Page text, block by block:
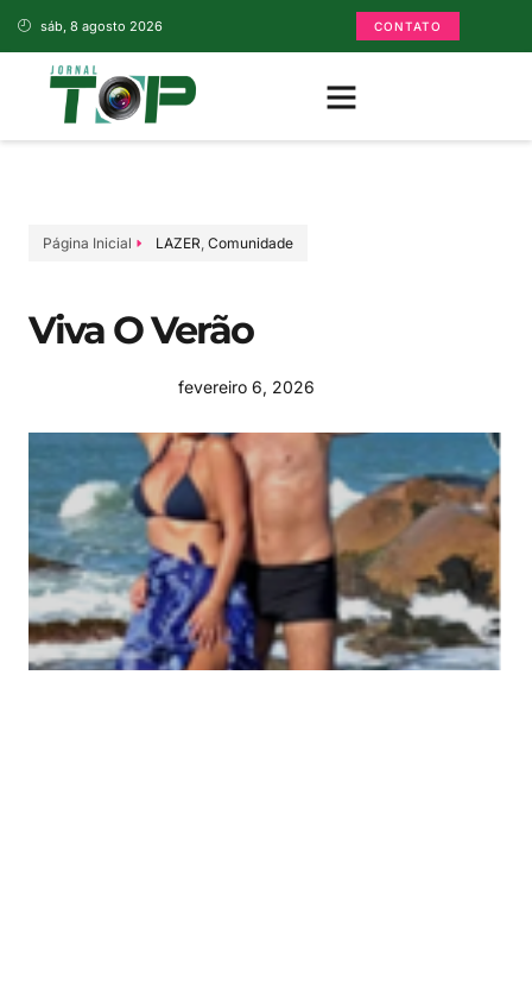
sáb, 8 agosto 2026 CONTATO
Página Inicial LAZER, Comunidade
Viva O Verão
fevereiro 6, 2026